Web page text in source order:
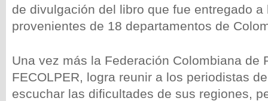
de divulgación del libro que fue entregado a
provenientes de 18 departamentos de
Una vez más la Federación Colombiana de
FECOLPER, logra reunir a los periodistas
escuchar las dificultades de sus regiones,